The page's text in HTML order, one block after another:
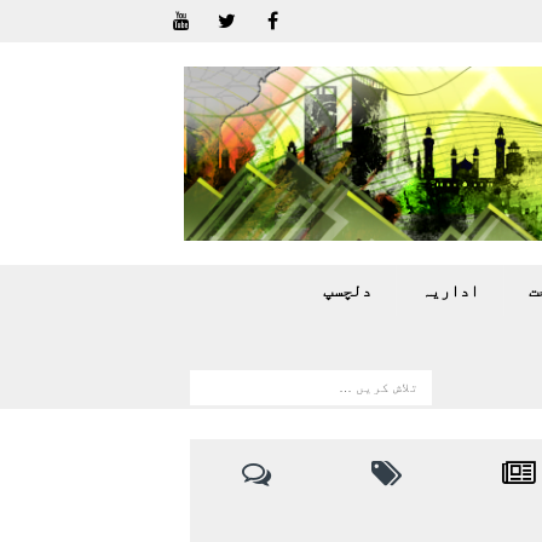
اداريہ دلچسپ